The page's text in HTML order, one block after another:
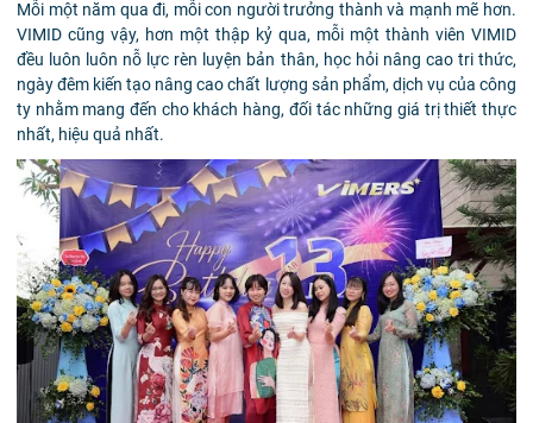
Mỗi một năm qua đi, mỗi con người trưởng thành và mạnh mẽ hơn.
VIMID cũng vậy, hơn một thập kỷ qua, mỗi một thành viên VIMID
đều luôn luôn nỗ lực rèn luyện bản thân, học hỏi nâng cao tri thức,
ngày đêm kiến tạo nâng cao chất lượng sản phẩm, dịch vụ của công
ty nhằm mang đến cho khách hàng, đối tác những giá trị thiết thực
nhất, hiệu quả nhất.